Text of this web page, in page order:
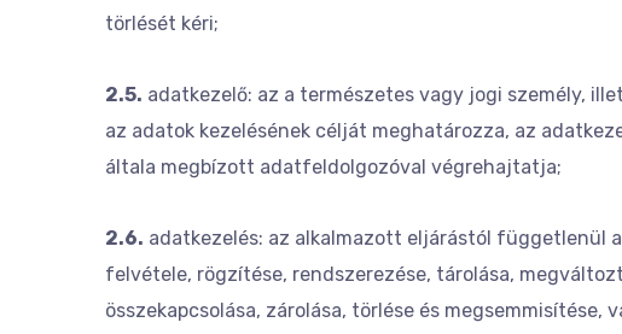
törlését kéri;
2.5. adatkezelő: az a természetes vagy jogi személy,
az adatok kezelésének célját meghatározza, az
általa megbízott adatfeldolgozóval végrehajtatja;
2.6. adatkezelés: az alkalmazott eljárástól függetlenül
felvétele, rögzítése, rendszerezése, tárolása,
összekapcsolása, zárolása, törlése és